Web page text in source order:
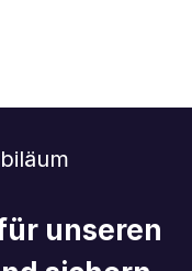
unseren